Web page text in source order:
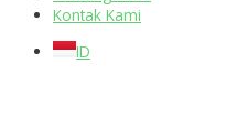
Kontak Kami
ID